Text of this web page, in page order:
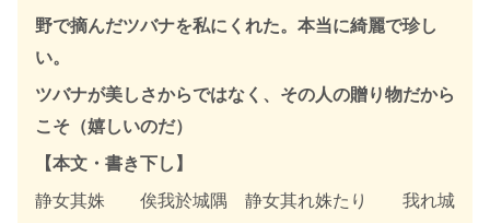
野で摘んだツバナを私にくれた。本当に綺麗で珍し
い。
ツバナが美しさからではなく、その人の贈り物だから
こそ（嬉しいのだ）
【本文・書き下し】
静女其姝 俟我於城隅 静女其れ姝たり 我れ城